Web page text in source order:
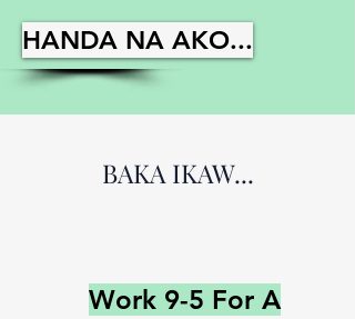
HANDA NA AKO...
BAKA IKAW...
Work 9-5 For A